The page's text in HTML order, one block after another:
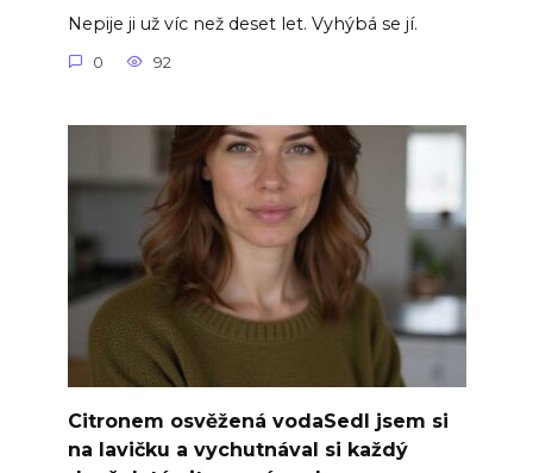
Nepije ji už víc než deset let. Vyhýbá se jí.
0 92
Citronem osvěžená vodaSedl jsem si
na lavičku a vychutnával si každý